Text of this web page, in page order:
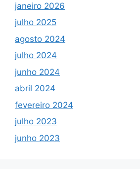
janeiro 2026
julho 2025
agosto 2024
julho 2024
junho 2024
abril 2024
fevereiro 2024
julho 2023
junho 2023